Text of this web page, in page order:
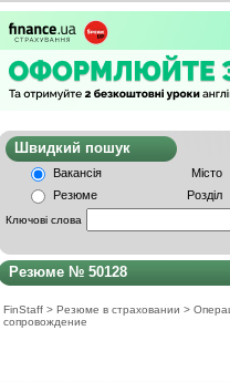
Швидкий
Вакансія
Місто
Резюме
Розділ
Ключові слова
Резюме № 50128
FinStaff > Резюме в страховании >
сопровождение